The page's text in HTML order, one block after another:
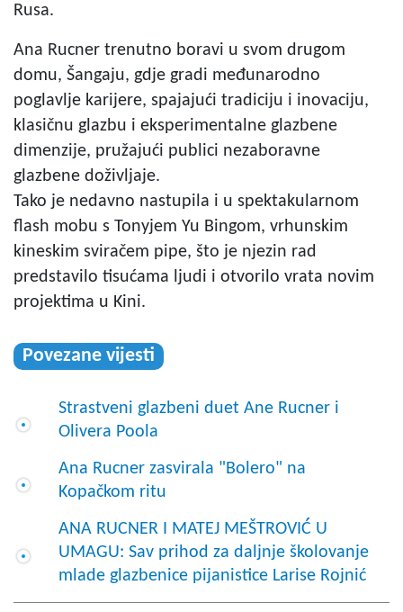
Rusa.
Ana Rucner trenutno boravi u svom drugom
domu, Šangaju, gdje gradi međunarodno
poglavlje karijere, spajajući tradiciju i inovaciju,
klasičnu glazbu i eksperimentalne glazbene
dimenzije, pružajući publici nezaboravne
glazbene doživljaje.
Tako je nedavno nastupila i u spektakularnom
flash mobu s Tonyjem Yu Bingom, vrhunskim
kineskim sviračem pipe, što je njezin rad
predstavilo tisućama ljudi i otvorilo vrata novim
projektima u Kini.
Povezane vijesti
Strastveni glazbeni duet Ane Rucner i
Olivera Poola
Ana Rucner zasvirala "Bolero" na
Kopačkom ritu
ANA RUCNER I MATEJ MEŠTROVIĆ U
UMAGU: Sav prihod za daljnje školovanje
mlade glazbenice pijanistice Larise Rojnić